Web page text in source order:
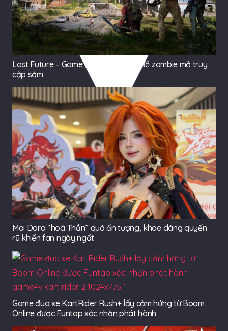
Lost Future – Game thế giới mở chủ đề zombie mở truy
cập sớm
Mai Dora “hoá Thần” quá ấn tượng, khoe dáng quyến
rũ khiến fan ngây ngất
Game đua xe KartRider Rush+ lấy cảm hứng từ Boom
Online được Funtap xác nhận phát hành